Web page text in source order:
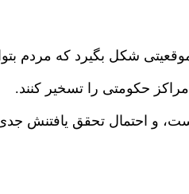
شکل بگیرد که مردم
مراکز حکومتی را تسخیر کنند.
و احتمال تحقق یافتنش